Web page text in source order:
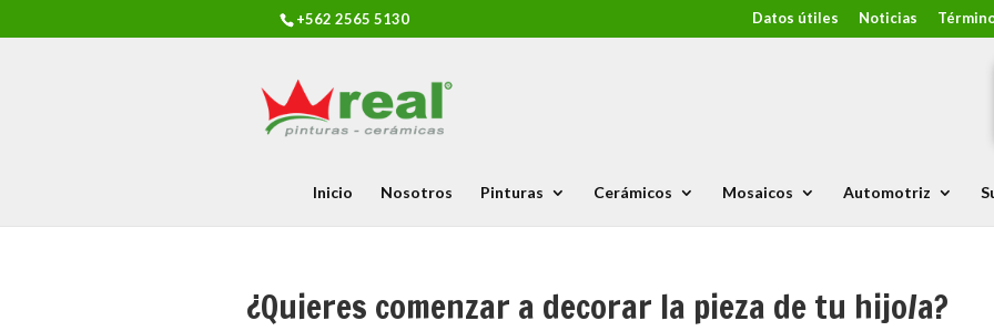
+562 2565 5130 Datos útiles Noticias
Inicio Nosotros Pinturas Cerámicos Mosaicos Automotriz
¿Quieres comenzar a decorar la pieza de tu hijo/a?